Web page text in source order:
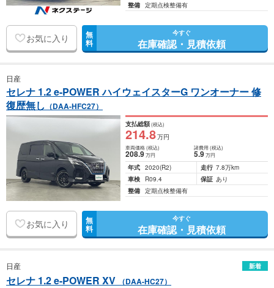
整備 定期点検整備有
お気に入り 無
料
今すぐ
在庫確認・見積依頼
日産
セレナ 1.2 e-POWER ハイウェイスターG ワンオーナー 修
復歴無し （DAA-HFC27）
支払総額(税込)
214.8万円
車両価格(税込)
208.9万円
諸費用 (税込)
5.9 万円
年式 2020(R2) 走行 7.8万km
車検
R09.4 保証 あり
整備 定期点検整備有
お気に入り 無
料
今すぐ
在庫確認・見積依頼
日産 新着
セレナ 1.2 e-POWER XV （DAA-HC27）